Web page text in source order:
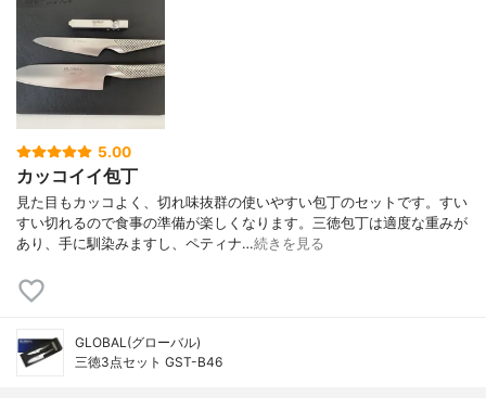
5.00
カッコイイ包丁
見た目もカッコよく、切れ味抜群の使いやすい包丁のセットです。すい
すい切れるので食事の準備が楽しくなります。三徳包丁は適度な重みが
あり、手に馴染みますし、ペティナ…続きを見る
GLOBAL(グローバル)
三徳3点セット GST-B46